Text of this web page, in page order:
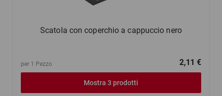
Scatola con coperchio a cappuccio nero
per 1 Pezzo 2,11 €
Mostra 3 prodotti